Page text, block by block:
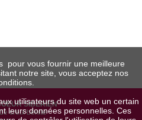
SIBERIEN
croix bénite
pour vous fournir une meilleure
notre site, vous acceptez nos
utilisateurs du site web un certain
leurs données personnelles. Ces